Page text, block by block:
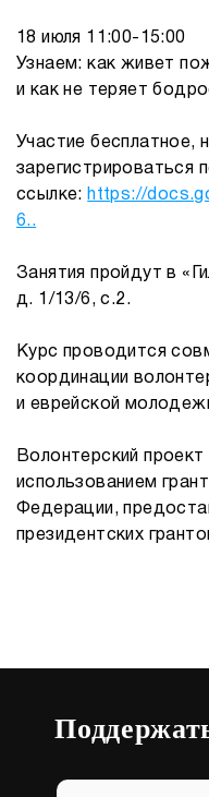
18 июля 11:00-15:00
Узнаем: как живет
и как не теряет
Участие бесплатное,
зарегистрироваться
ссылке: https://
6..
Занятия пройдут в
д. 1/13/6, с.2.
Курс проводится
координации
и еврейской
Волонтерский
использованием
Федерации,
президентских